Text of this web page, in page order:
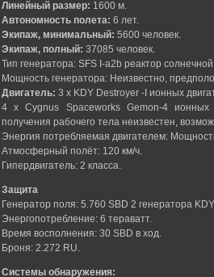
Линейный размер: 1600 м.
Автономность полета: 6 лет.
Экипаж, минимальный: 5600 человек.
Экипаж, полный: 37085 человек.
Тип генератора: SFS I-a2b реактор
Мощность генератора: Неизвестно,
Двигатель: 3 х KDY Destroyer -I ионных
4 x Cygnus Spaceworks Gemon-4 ионных
получения рабочего тела неизвестен,
Энергия потребляемая двигателем:
Атмосферный полёт: 120 км/ч.
Гипердвигатель: 2 класса.
Защита
Генератор поля: 5.760 SBD 2 генератора
Энергопотребление: 6 тераватт.
Время восполнения: 30 SBD в ход.
Броня: 2.272 RU.
Системы обнаружения: